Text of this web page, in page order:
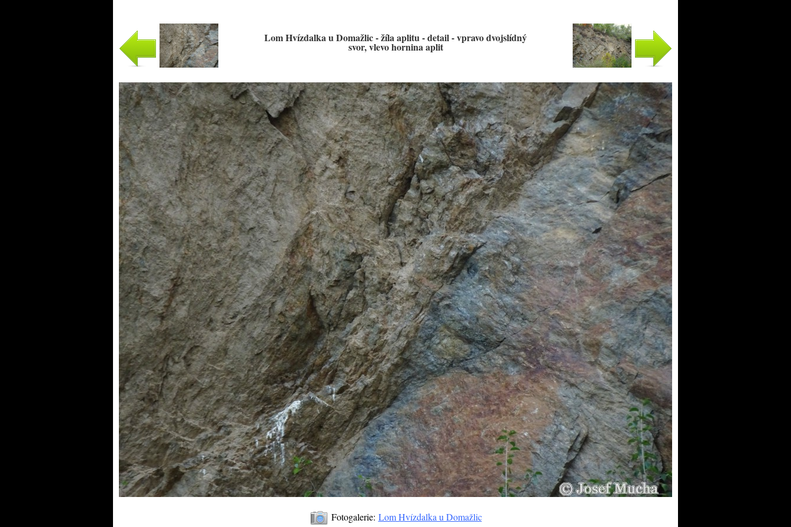
Lom Hvízdalka u Domažlic - žíla aplitu - detail - vpravo dvojslídný
svor, vlevo hornina aplit
Fotogalerie: Lom Hvízdalka u Domažlic